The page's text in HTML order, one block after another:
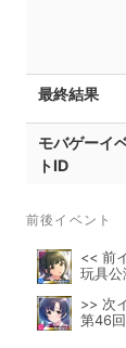
最終結果
モバゲーイ
トID
前後イベント
<< 前
玩具公
>> 次
第46